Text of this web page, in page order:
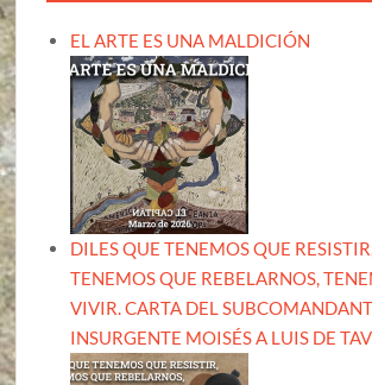
EL ARTE ES UNA MALDICIÓN
DILES QUE TENEMOS QUE
TENEMOS QUE REBELARNOS,
VIVIR. CARTA DEL
INSURGENTE MOISÉS A LUIS DE